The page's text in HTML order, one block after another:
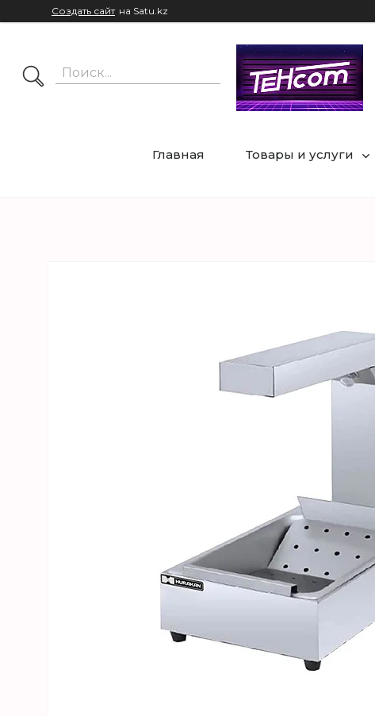
Создать сайт на Satu.kz
Главная Товары и услуги